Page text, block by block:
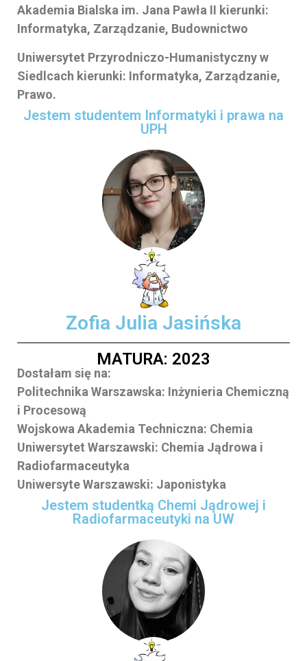
Akademia Bialska im. Jana Pawła II kierunki:
Informatyka, Zarządzanie, Budownictwo
Uniwersytet Przyrodniczo-Humanistyczny w
Siedlcach kierunki: Informatyka, Zarządzanie,
Prawo.
Jestem studentem Informatyki i prawa na
UPH
Zofia Julia Jasińska
MATURA: 2023
Dostałam się na:
Politechnika Warszawska: Inżynieria Chemiczną
i Procesową
Wojskowa Akademia Techniczna: Chemia
Uniwersytet Warszawski: Chemia Jądrowa i
Radiofarmaceutyka
Uniwersyte Warszawski: Japonistyka
Jestem studentką Chemi Jądrowej i
Radiofarmaceutyki na UW